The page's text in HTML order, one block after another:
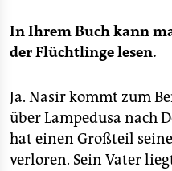
In Ihrem Buch kann
der Flüchtlinge lesen.
Ja. Nasir kommt zum
über Lampedusa nach
hat einen Großteil
verloren. Sein Vater